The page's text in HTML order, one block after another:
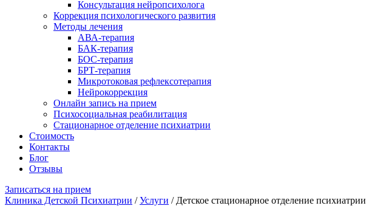
Консультация нейропсихолога
Коррекция психологического развития
Методы лечения
АВА-терапия
БАК-терапия
БОС-терапия
БРТ-терапия
Микротоковая рефлексотерапия
Нейрокоррекция
Онлайн запись на прием
Психосоциальная реабилитация
Стационарное отделение психиатрии
Стоимость
Контакты
Блог
Отзывы
Записаться на прием
Клиника Детской Психиатрии /Услуги / Детское стационарное отделение психиатрии